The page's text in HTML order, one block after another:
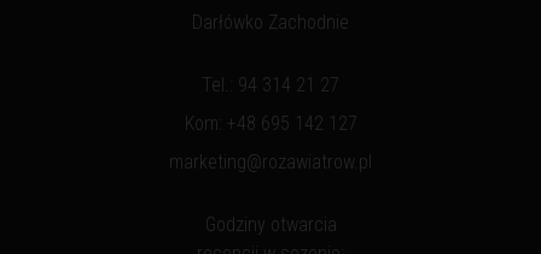
Darłówko Zachodnie
Tel.: 94 314 21 27
Kom: +48 695 142 127
marketing@rozawiatrow.pl
Godziny otwarcia